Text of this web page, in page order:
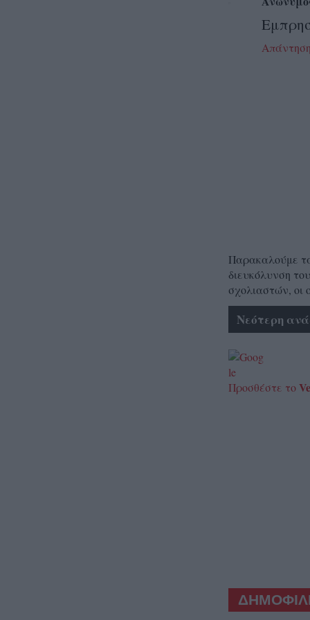
Παρακαλούμε
διευκόλυνση
σχολιαστών, οι
Νεότερη
Προσθέστε το